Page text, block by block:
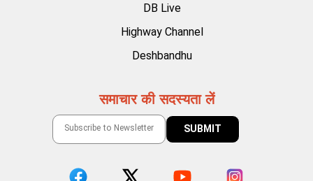
DB Live
Highway Channel
Deshbandhu
समाचार की सदस्यता लें